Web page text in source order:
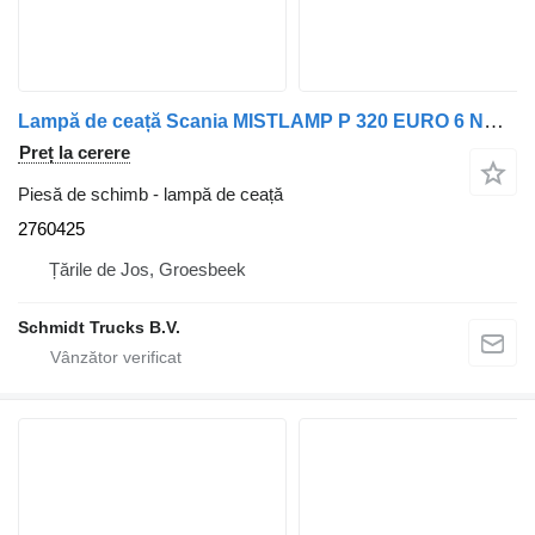
Lampă de ceață Scania MISTLAMP P 320 EURO 6 NGS 2760425 pentru camion
Preț la cerere
Piesă de schimb - lampă de ceață
2760425
Țările de Jos, Groesbeek
Schmidt Trucks B.V.